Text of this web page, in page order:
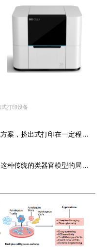
式打印设备
作为较早出现的类器官自动化方案，挤出式打印在一定程度上完成了模型制备过程的标准化，这种传统的类器官构建方案在一定程度上帮忙研究者更好理解诸如肿瘤发生发展机制或者是药物杀伤机制等。
种传统的类器官模型的局限性